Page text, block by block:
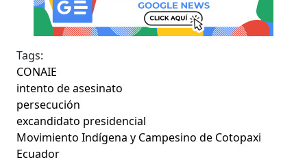
Tags:
CONAIE
intento de asesinato
persecución
excandidato presidencial
Movimiento Indígena y Campesino de Cotopaxi
Ecuador